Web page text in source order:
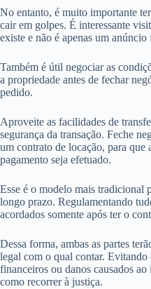
No entanto, é muito importante
cair em golpes. É interessante
existe e não é apenas um anúncio
Também é útil negociar as
a propriedade antes de fechar
pedido.
Aproveite as facilidades de
segurança da transação. Feche
um contrato de locação, para que
pagamento seja efetuado.
Esse é o modelo mais tradicional
longo prazo. Regulamentando
acordados somente após ter o
Dessa forma, ambas as partes
legal com o qual contar. Evitando
financeiros ou danos causados
como recorrer à justiça.